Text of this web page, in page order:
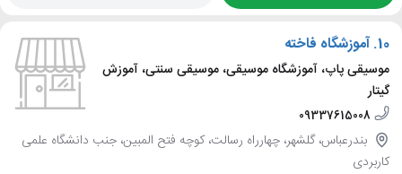
10. آموزشگاه فاخته
موسیقی پاپ، آموزشگاه موسیقی، موسیقی سنتی، آموزش
گیتار
09337615008
بندرعباس، گلشهر، چهارراه رسالت، کوچه فتح المبین، جنب دانشگاه علمی
کاربردی